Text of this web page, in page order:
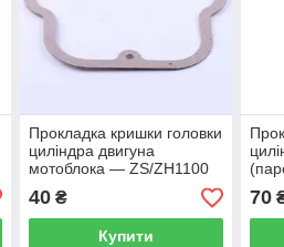
Прокладка кришки головки
циліндра двигуна
мотоблока — ZS/ZH1100
40₴
Купити
70